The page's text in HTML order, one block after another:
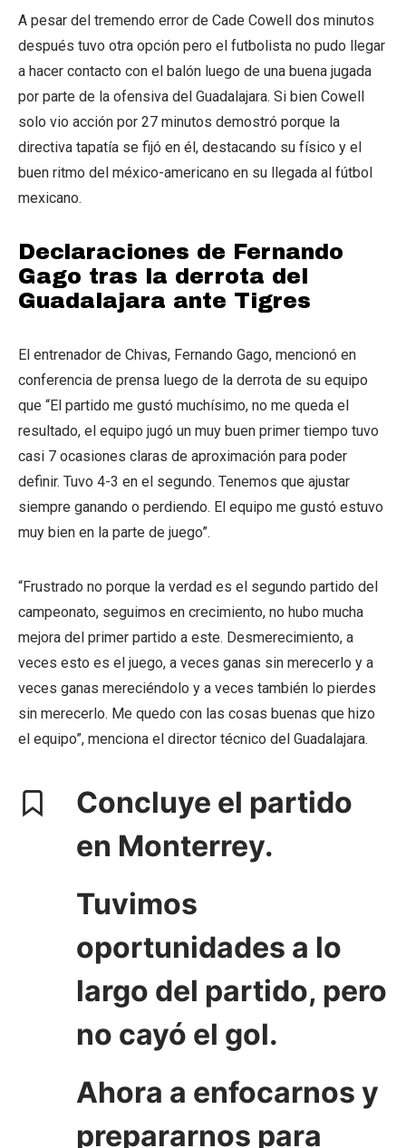
A pesar del tremendo error de Cade Cowell dos minutos
después tuvo otra opción pero el futbolista no pudo llegar
a hacer contacto con el balón luego de una buena jugada
por parte de la ofensiva del Guadalajara. Si bien Cowell
solo vio acción por 27 minutos demostró porque la
directiva tapatía se fijó en él, destacando su físico y el
buen ritmo del méxico-americano en su llegada al fútbol
mexicano.
Declaraciones de Fernando
Gago tras la derrota del
Guadalajara ante Tigres
El entrenador de Chivas, Fernando Gago, mencionó en
conferencia de prensa luego de la derrota de su equipo
que “El partido me gustó muchísimo, no me queda el
resultado, el equipo jugó un muy buen primer tiempo tuvo
casi 7 ocasiones claras de aproximación para poder
definir. Tuvo 4-3 en el segundo. Tenemos que ajustar
siempre ganando o perdiendo. El equipo me gustó estuvo
muy bien en la parte de juego”.
“Frustrado no porque la verdad es el segundo partido del
campeonato, seguimos en crecimiento, no hubo mucha
mejora del primer partido a este. Desmerecimiento, a
veces esto es el juego, a veces ganas sin merecerlo y a
veces ganas mereciéndolo y a veces también lo pierdes
sin merecerlo. Me quedo con las cosas buenas que hizo
el equipo”, menciona el director técnico del Guadalajara.
Concluye el partido
en Monterrey.
Tuvimos
oportunidades a lo
largo del partido, pero
no cayó el gol.
Ahora a enfocarnos y
prepararnos para